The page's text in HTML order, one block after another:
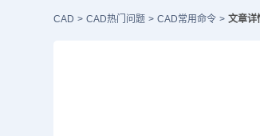
CAD > CAD热门问题 > CAD常用命令 > 文章详